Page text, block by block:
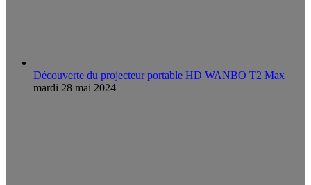
Découverte du projecteur portable HD WANBO T2 Max
mardi 28 mai 2024